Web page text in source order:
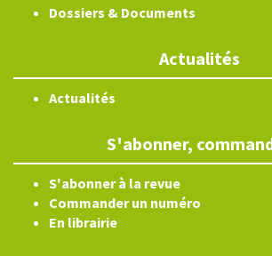
Dossiers & Documents
Actualités
Actualités
S'abonner,
S'abonner à la revue
Commander un numéro
En librairie